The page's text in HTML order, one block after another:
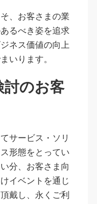
、お客さまの業
るべき姿を追求
ネス価値の向上
いります。
討のお客
サービス・ソリ
形態をとってい
分、お客さま向
イベントを通じ
戴し、永くご利